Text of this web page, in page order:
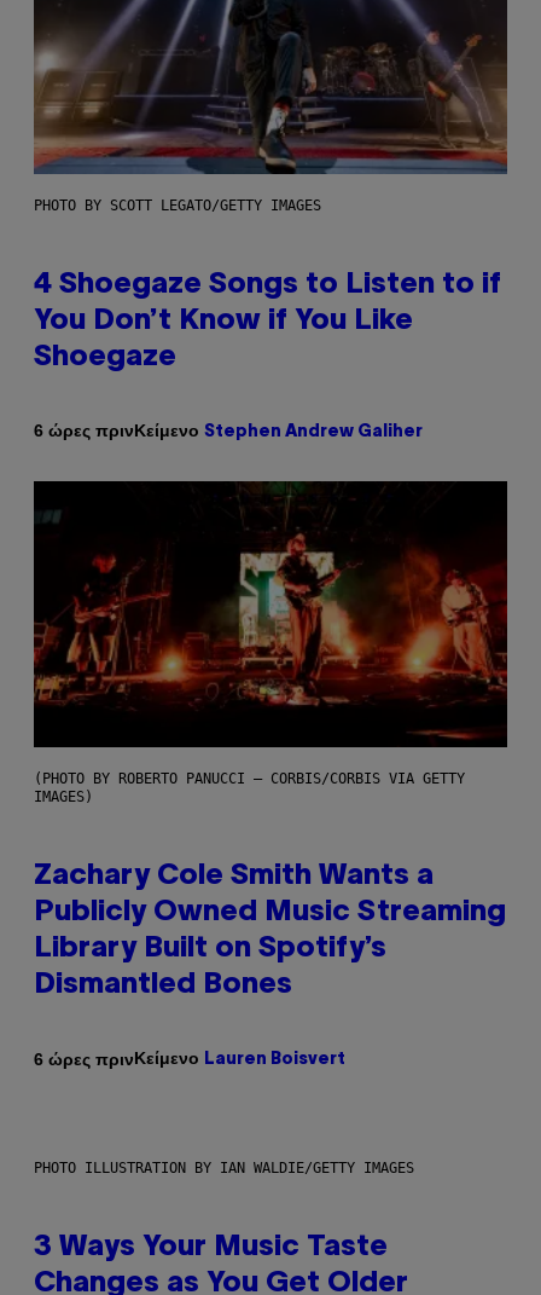
PHOTO BY SCOTT LEGATO/GETTY IMAGES
4 Shoegaze Songs to Listen to if
You Don’t Know if You Like
Shoegaze
6 ώρες πρινΚείμενο Stephen Andrew Galiher
(PHOTO BY ROBERTO PANUCCI – CORBIS/CORBIS VIA GETTY
IMAGES)
Zachary Cole Smith Wants a
Publicly Owned Music Streaming
Library Built on Spotify’s
Dismantled Bones
6 ώρες πρινΚείμενο Lauren Boisvert
PHOTO ILLUSTRATION BY IAN WALDIE/GETTY IMAGES
3 Ways Your Music Taste
Changes as You Get Older